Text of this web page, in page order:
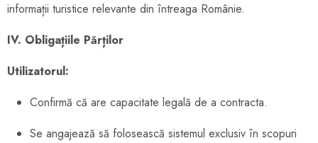
informații turistice relevante din întreaga Românie.
IV. Obligațiile Părților
Utilizatorul:
Confirmă că are capacitate legală de a contracta.
Se angajează să folosească sistemul exclusiv în scopuri